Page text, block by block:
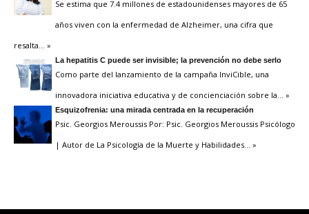
Se estima que 7.4 millones de estadounidenses mayores de 65
años viven con la enfermedad de Alzheimer, una cifra que
resalta … »
La hepatitis C puede ser invisible; la prevención no debe serlo
Como parte del lanzamiento de la campaña InviCible, una
innovadora iniciativa educativa y de concienciación sobre la … »
Esquizofrenia: una mirada centrada en la recuperación
Psic. Georgios Meroussis Por: Psic. Georgios Meroussis Psicólogo
| Autor de La Psicología de la Muerte y Habilidades … »